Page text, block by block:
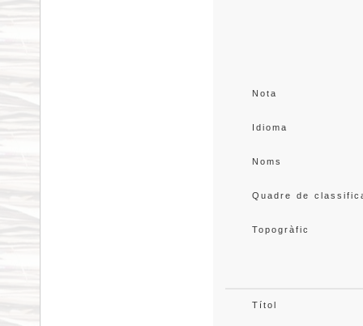
Nota
Idioma
Noms
Quadre de
Topogràfic
Títol